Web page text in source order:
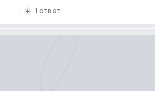
1 ответ